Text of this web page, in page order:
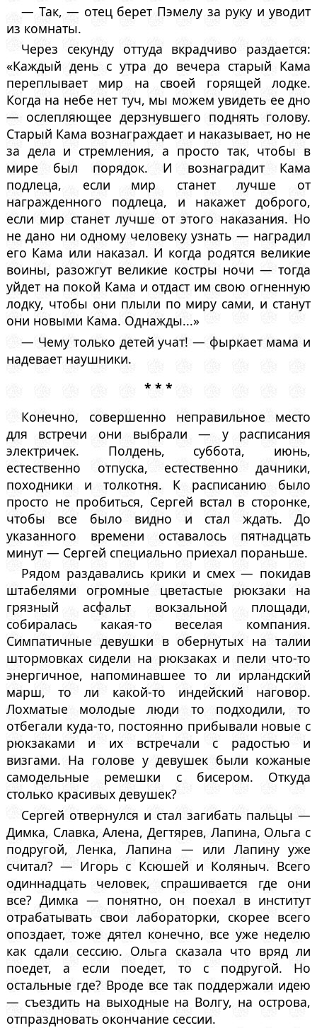
— Так, — отец берет Пэмелу за руку и уводит
из комнаты.
Через секунду оттуда вкрадчиво раздается:
«Каждый день с утра до вечера старый Кама
переплывает мир на своей горящей лодке.
Когда на небе нет туч, мы можем увидеть ее дно
— ослепляющее дерзнувшего поднять голову.
Старый Кама вознаграждает и наказывает, но не
за дела и стремления, а просто так, чтобы в
мире был порядок. И вознаградит Кама
подлеца, если мир станет лучше от
награжденного подлеца, и накажет доброго,
если мир станет лучше от этого наказания. Но
не дано ни одному человеку узнать — наградил
его Кама или наказал. И когда родятся великие
воины, разожгут великие костры ночи — тогда
уйдет на покой Кама и отдаст им свою огненную
лодку, чтобы они плыли по миру сами, и станут
они новыми Кама. Однажды...»
— Чему только детей учат! — фыркает мама и
надевает наушники.
* * *
Конечно, совершенно неправильное место
для встречи они выбрали — у расписания
электричек. Полдень, суббота, июнь,
естественно отпуска, естественно дачники,
походники и толкотня. К расписанию было
просто не пробиться, Сергей встал в сторонке,
чтобы все было видно и стал ждать. До
указанного времени оставалось пятнадцать
минут — Сергей специально приехал пораньше.
Рядом раздавались крики и смех — покидав
штабелями огромные цветастые рюкзаки на
грязный асфальт вокзальной площади,
собиралась какая-то веселая компания.
Симпатичные девушки в обернутых на талии
штормовках сидели на рюкзаках и пели что-то
энергичное, напоминавшее то ли ирландский
марш, то ли какой-то индейский наговор.
Лохматые молодые люди то подходили, то
отбегали куда-то, постоянно прибывали новые с
рюкзаками и их встречали с радостью и
визгами. На голове у девушек были кожаные
самодельные ремешки с бисером. Откуда
столько красивых девушек?
Сергей отвернулся и стал загибать пальцы —
Димка, Славка, Алена, Дегтярев, Лапина, Ольга с
подругой, Ленка, Лапина — или Лапину уже
считал? — Игорь с Ксюшей и Коляныч. Всего
одиннадцать человек, спрашивается где они
все? Димка — понятно, он поехал в институт
отрабатывать свои лабораторки, скорее всего
опоздает, тоже дятел конечно, все уже неделю
как сдали сессию. Ольга сказала что вряд ли
поедет, а если поедет, то с подругой. Но
остальные где? Вроде все так поддержали идею
— съездить на выходные на Волгу, на острова,
отпраздновать окончание сессии.